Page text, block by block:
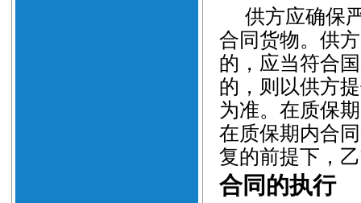
供方应确保
合同货物。供
的，应当符合
的，则以供方
为准。在质保
在质保期内合
复的前提下，
合同的执行